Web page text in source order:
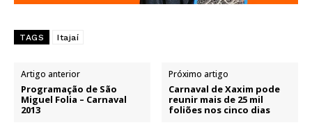
TAGS Itajaí
Artigo anterior
Programação de São
Miguel Folia – Carnaval
2013
Próximo artigo
Carnaval de Xaxim pode
reunir mais de 25 mil
foliões nos cinco dias